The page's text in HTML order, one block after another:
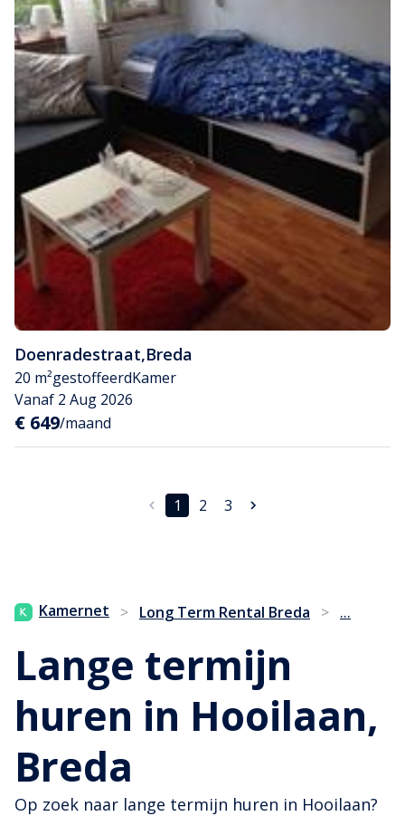
Doenradestraat,Breda
20 m²gestoffeerdKamer
Vanaf 2 Aug 2026
€ 649/maand
1 2 3
Kamernet > Long Term Rental Breda > ...
Lange termijn
huren in Hooilaan,
Breda
Op zoek naar lange termijn huren in Hooilaan?